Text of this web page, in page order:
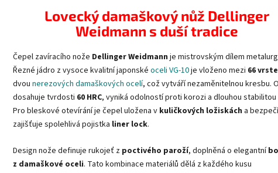
Lovecký damaškový nůž Dellinger
Weidmann s duší tradice
Čepel zavíracího nože Dellinger Weidmann je mistrovským dílem
Řezné jádro z vysoce kvalitní japonské oceli VG-10je vloženo mezi 66
dvou nerezových damaškových ocelí, což vytváří nezaměnitelnou kresbu.
dosahuje tvrdosti 60 HRC, vyniká odolností proti korozi a dlouhou
Pro bleskové otevírání je čepel uložena v kuličkových ložiskách a bezpečí
zajišťuje spolehlivá pojistka liner lock.
Design nože definuje rukojeť z poctivého paroží, doplněná o elegantní
z damaškové oceli. Tato kombinace materiálů dělá z každého kusu